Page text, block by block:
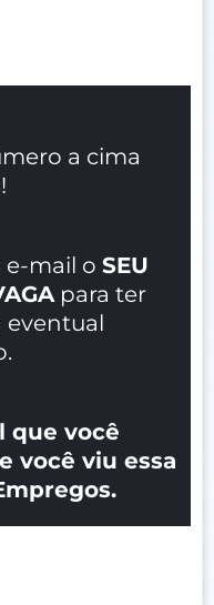
a cima
e-mail o SEU
para ter
eventual
que você
você viu essa